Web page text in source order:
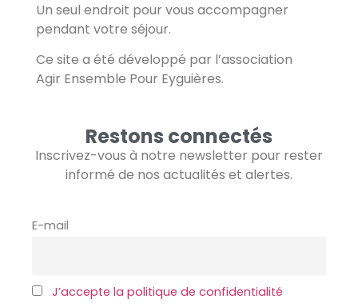
Un seul endroit pour vous accompagner
pendant votre séjour.
Ce site a été développé par l’association
Agir Ensemble Pour Eyguières.
Restons connectés
Inscrivez-vous à notre newsletter pour rester
informé de nos actualités et alertes.
E-mail
J’accepte la politique de confidentialité